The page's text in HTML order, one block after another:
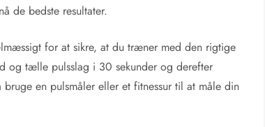
de bedste resultater.
for at sikre, at du træner med den rigtige
og tælle pulsslag i 30 sekunder og derefter
en pulsmåler eller et fitnessur til at måle din